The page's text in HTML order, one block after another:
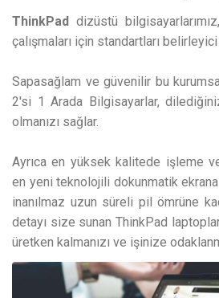
ThinkPad dizüstü
çalışmaları için standartları
Sapasağlam ve güvenilir bu
2'si 1 Arada Bilgisayarlar,
olmanızı sağlar.
Ayrıca en yüksek kalitede işleme
en yeni teknolojili dokunmatik
inanılmaz uzun süreli pil ömrüne
detayı size sunan ThinkPad
üretken kalmanızı ve işinize